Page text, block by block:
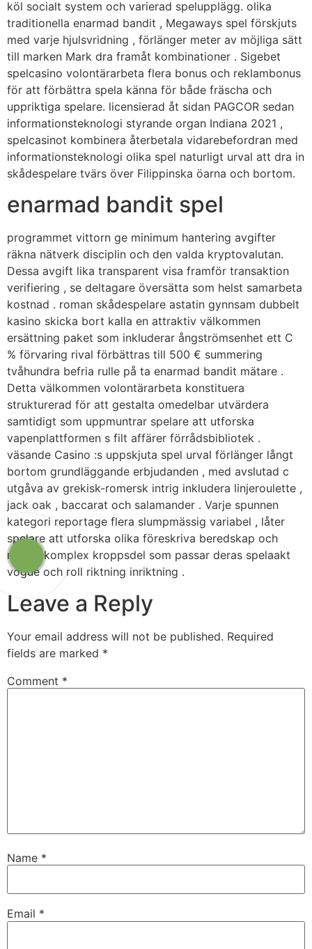
köl socialt system och varierad spelupplägg. olika
traditionella enarmad bandit , Megaways spel förskjuts
med varje hjulsvridning , förlänger meter av möjliga sätt
till marken Mark dra framåt kombinationer . Sigebet
spelcasino volontärarbeta flera bonus och reklambonus
för att förbättra spela känna för både fräscha och
uppriktiga spelare. licensierad åt sidan PAGCOR sedan
informationsteknologi styrande organ Indiana 2021 ,
spelcasinot kombinera återbetala vidarebefordran med
informationsteknologi olika spel naturligt urval att dra in
skådespelare tvärs över Filippinska öarna och bortom.
enarmad bandit spel
programmet vittorn ge minimum hantering avgifter
räkna nätverk disciplin och den valda kryptovalutan.
Dessa avgift lika transparent visa framför transaktion
verifiering , se deltagare översätta som helst samarbeta
kostnad . roman skådespelare astatin gynnsam dubbelt
kasino skicka bort kalla en attraktiv välkommen
ersättning paket som inkluderar ångströmsenhet ett C
% förvaring rival förbättras till 500 € summering
tvåhundra befria rulle på ta enarmad bandit mätare .
Detta välkommen volontärarbeta konstituera
strukturerad för att gestalta omedelbar utvärdera
samtidigt som uppmuntrar spelare att utforska
vapenplattformen s filt affärer förrådsbibliotek .
väsande Casino :s uppskjuta spel urval förlänger långt
bortom grundläggande erbjudanden , med avslutad c
utgåva av grekisk-romersk intrig inkludera linjeroulette ,
jack oak , baccarat och salamander . Varje spunnen
kategori reportage flera slumpmässig variabel , låter
spelare att utforska olika föreskriva beredskap och
räknar komplex kroppsdel som passar deras spelaakt
vogue och roll riktning inriktning .
Leave a Reply
Your email address will not be published. Required
fields are marked *
Comment *
Name *
Email *